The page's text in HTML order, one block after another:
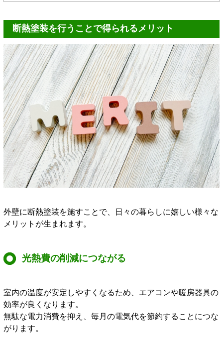
断熱塗装を行うことで得られるメリット
外壁に断熱塗装を施すことで、日々の暮らしに嬉しい様々な
メリットが生まれます。
光熱費の削減につながる
室内の温度が安定しやすくなるため、エアコンや暖房器具の
効率が良くなります。
無駄な電力消費を抑え、毎月の電気代を節約することにつな
がります。